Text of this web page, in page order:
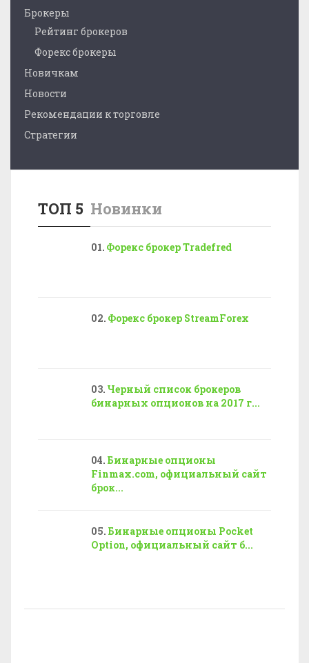
Брокеры
Рейтинг брокеров
Форекс брокеры
Новичкам
Новости
Рекомендации к торговле
Стратегии
ТОП 5 Новинки
Форекс брокер Tradefred
Форекс брокер StreamForex
Черный список брокеров
бинарных опционов на 2017 г...
Бинарные опционы
Finmax.com, официальный сайт
брок...
Бинарные опционы Pocket
Option, официальный сайт б...